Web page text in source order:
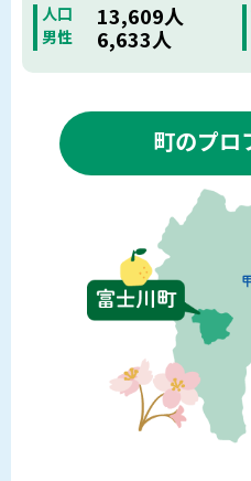
人口 13,609人
男性 6,633人
町のプロ